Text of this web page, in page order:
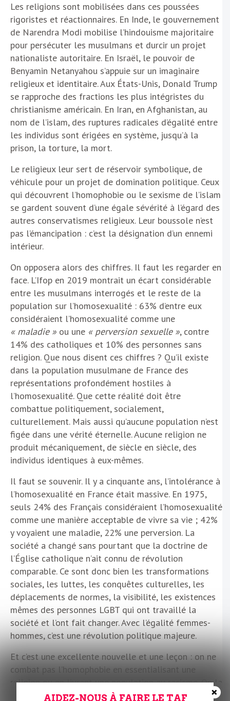
Les religions sont mobilisées dans ces poussées
rigoristes et réactionnaires. En Inde, le gouvernement
de Narendra Modi mobilise l’hindouisme majoritaire
pour persécuter les musulmans et durcir un projet
nationaliste autoritaire. En Israël, le pouvoir de
Benyamin Netanyahou s’appuie sur un imaginaire
religieux et identitaire. Aux États-Unis, Donald Trump
se rapproche des fractions les plus intégristes du
christianisme américain. En Iran, en Afghanistan, au
nom de l’islam, des ruptures radicales d’égalité entre
les individus sont érigées en système, jusqu’à la
prison, la torture, la mort.
Le religieux leur sert de réservoir symbolique, de
véhicule pour un projet de domination politique. Ceux
qui découvrent l’homophobie ou le sexisme de l’islam
se gardent souvent d’une égale sévérité à l’égard des
autres conservatismes religieux. Leur boussole n’est
pas l’émancipation : c’est la désignation d’un ennemi
intérieur.
On opposera alors des chiffres. Il faut les regarder en
face. L’Ifop en 2019 montrait un écart considérable
entre les musulmans interrogés et le reste de la
population sur l’homosexualité : 63% d’entre eux
considéraient l’homosexualité comme une
« maladie » ou une « perversion sexuelle », contre
14% des catholiques et 10% des personnes sans
religion. Que nous disent ces chiffres ? Qu’il existe
dans la population musulmane de France des
représentations profondément hostiles à
l’homosexualité. Que cette réalité doit être
combattue politiquement, socialement,
culturellement. Mais aussi qu’aucune population n’est
figée dans une vérité éternelle. Aucune religion ne
produit mécaniquement, de siècle en siècle, des
individus identiques à eux-mêmes.
Il faut se souvenir. Il y a cinquante ans, l’intolérance à
l’homosexualité en France était massive. En 1975,
seuls 24% des Français considéraient l’homosexualité
comme une manière acceptable de vivre sa vie ; 42%
y voyaient une maladie, 22% une perversion. La
société a changé sans pourtant que la doctrine de
l’Église catholique n’ait connu de révolution
comparable. Ce sont donc bien les transformations
sociales, les luttes, les conquêtes culturelles, les
déplacements de normes, la visibilité, les existences
mêmes des personnes LGBT qui ont travaillé la
société et l’ont fait changer. Avec l’égalité femmes-
hommes, c’est une révolution politique majeure.
Et c’est une excellente nouvelle et une leçon : on ne
combat pas l’homophobie en essentialisant une
religion ou en livrant une population au racisme. On la
combat en créant les conditions matérielles,
AIDEZ-NOUS À FAIRE LE TAF ×